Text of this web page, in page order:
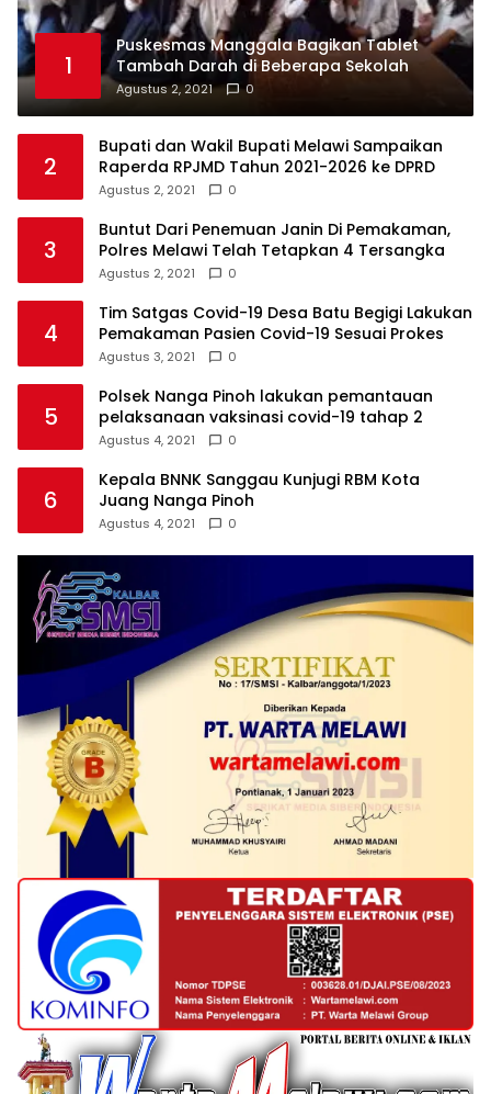
1
Puskesmas Manggala Bagikan Tablet
Tambah Darah di Beberapa Sekolah
Agustus 2, 2021 0
2
Bupati dan Wakil Bupati Melawi Sampaikan
Raperda RPJMD Tahun 2021-2026 ke DPRD
Agustus 2, 2021 0
3
Buntut Dari Penemuan Janin Di Pemakaman,
Polres Melawi Telah Tetapkan 4 Tersangka
Agustus 2, 2021 0
4
Tim Satgas Covid-19 Desa Batu Begigi Lakukan
Pemakaman Pasien Covid-19 Sesuai Prokes
Agustus 3, 2021 0
5
Polsek Nanga Pinoh lakukan pemantauan
pelaksanaan vaksinasi covid-19 tahap 2
Agustus 4, 2021 0
6
Kepala BNNK Sanggau Kunjugi RBM Kota
Juang Nanga Pinoh
Agustus 4, 2021 0